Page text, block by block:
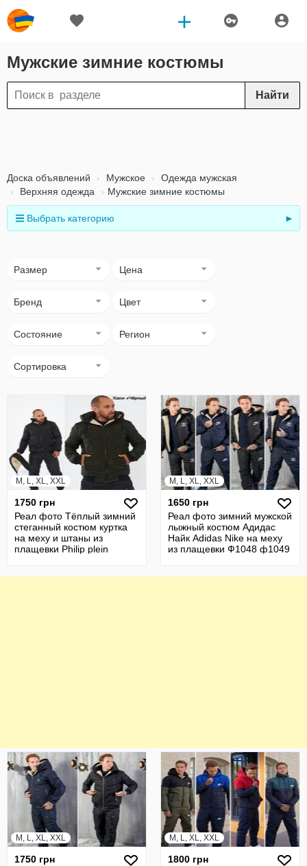
Мужские зимние костюмы
Найти
Доска объявлений Мужское
Одежда мужская
Верхняя одежда
Мужские зимние костюмы
Выбрать категорию ►
Размер Цена
Бренд Цвет
Состояние Регион
Сортировка
M, L, XL, XXL
1750 грн
Реал фото Тёплый зимний
стеганный костюм куртка
на меху и штаны из
плащевки Philip plein
M, L, XL, XXL
1650 грн
Реал фото зимний мужской
лыжный костюм Адидас
Найк Adidas Nike на меху
из плащевки Ф1048 ф1049
M, L, XL, XXL
1750 грн
M, L, XL, XXL
1800 грн